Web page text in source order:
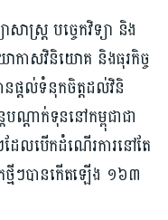
ាស្ត្រ បច្ចេកវិទ្យា និង​
យាកាស​វិនិយោគ និង​ធុរកិច្ច​
ានផ្តល់​ទំនុកចិត្ត​ដល់​វិនិ
ណ្តាក់ទុន​នៅ​កម្ពុជា​ជា
ែល​បើក​ដំណើរការ​នៅតែ​
ថ្មី​ៗបាន​កើតឡើង ១៦៣